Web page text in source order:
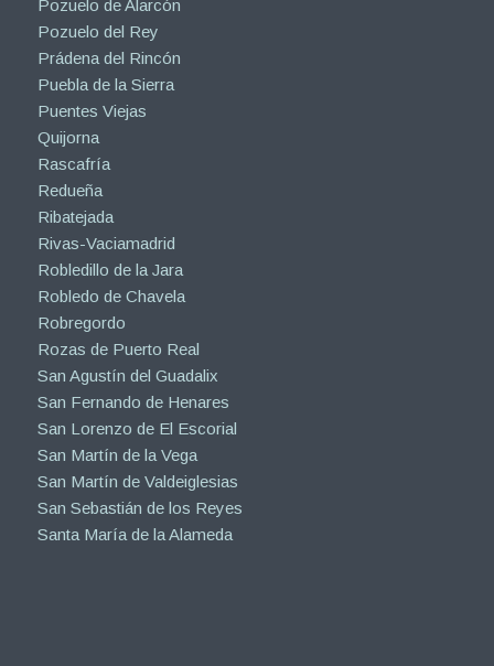
Pozuelo de Alarcón
Pozuelo del Rey
Prádena del Rincón
Puebla de la Sierra
Puentes Viejas
Quijorna
Rascafría
Redueña
Ribatejada
Rivas-Vaciamadrid
Robledillo de la Jara
Robledo de Chavela
Robregordo
Rozas de Puerto Real
San Agustín del Guadalix
San Fernando de Henares
San Lorenzo de El Escorial
San Martín de la Vega
San Martín de Valdeiglesias
San Sebastián de los Reyes
Santa María de la Alameda